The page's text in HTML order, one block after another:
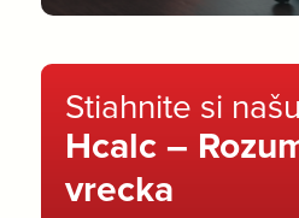
Stiahnite si
Hcalc –
vrecka